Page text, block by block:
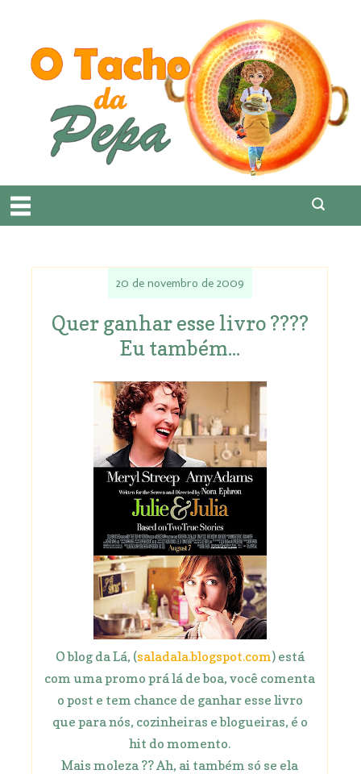
20 de novembro de 2009
Quer ganhar esse livro ????
Eu também...
O blog da Lá, (saladala.blogspot.com) está
com uma promo prá lá de boa, você comenta
o post e tem chance de ganhar esse livro
que para nós, cozinheiras e blogueiras, é o
hit do momento.
Mais moleza ?? Ah, ai também só se ela